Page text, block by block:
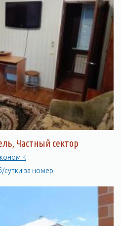
Частный сектор
К
сутки за номер